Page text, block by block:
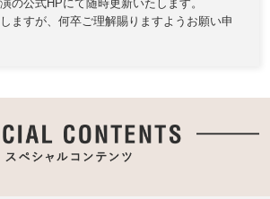
の公式HPにて随時更新いたします。
ますが、何卒ご理解賜りますようお願い申